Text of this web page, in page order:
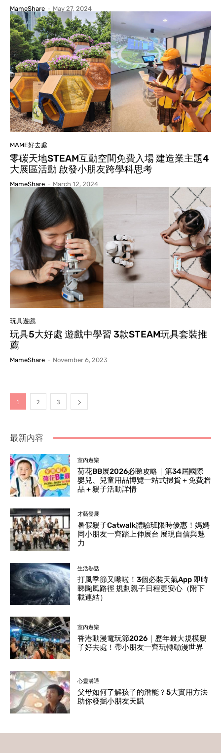
MameShare - May 27, 2024
MAME好去處
零碳天地STEAM互動空間免費入場 建造業主題4
大展區活動 啟發小朋友跨學科思考
MameShare - March 12, 2024
玩具遊戲
玩具5大好處 遊戲中學習 3款STEAM玩具套裝推
薦
MameShare - November 6, 2023
1 2 3
最新內容
室內遊樂
荷花BB展2026必睇攻略｜第34屆國際
嬰兒、兒童用品博覽一站式掃貨＋免費贈
品＋親子活動詳情
才藝發展
暑假親子Catwalk體驗班限時優惠！媽媽
同小朋友一齊踏上伸展台 展現自信與魅
力
生活熱話
打風季節又嚟啦！3個必裝天氣App 即時
睇颱風路徑 規劃親子日程更安心（附下
載連結）
室內遊樂
香港動漫電玩節2026｜歷年最大規模親
子好去處！帶小朋友一齊玩轉動漫世界
心靈溝通
父母如何了解孩子的潛能？5大實用方法
助你發掘小朋友天賦